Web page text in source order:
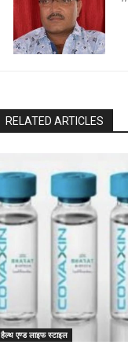
RELATED ARTICLES
हैल्थ एण्ड लाइफ स्टाइल